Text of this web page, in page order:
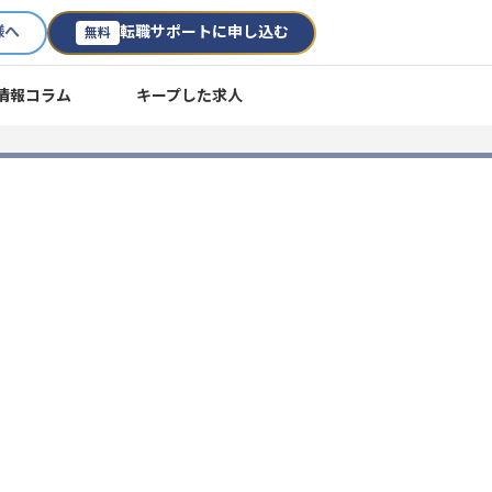
へ 無料 転職サポートに申し込む
報コラム キープした求人